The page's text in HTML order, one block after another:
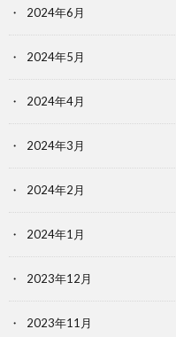
2024年6月
2024年5月
2024年4月
2024年3月
2024年2月
2024年1月
2023年12月
2023年11月